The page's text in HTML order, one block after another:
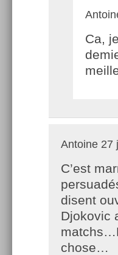
Ca,
Antoine 27
C’est
disent
Djokovic
chose…